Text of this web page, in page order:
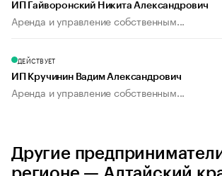
ИП Гайворонский Никита Александрович
Аренда и управление собственным...
ДЕЙСТВУЕТ
ИП Кручинин Вадим Александрович
Аренда и управление собственным...
Другие